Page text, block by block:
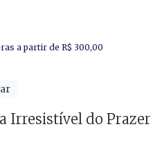
Irresistível do Prazer